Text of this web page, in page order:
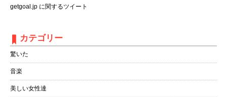
getgoal.jp に関するツイート
カテゴリー
驚いた
音楽
美しい女性達